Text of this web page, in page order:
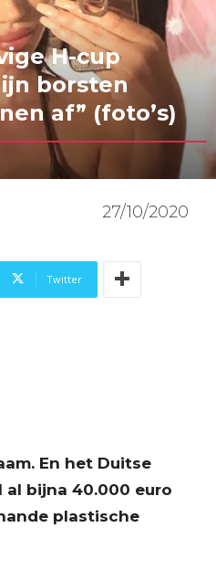
H-cup
borsten
af” (foto’s)
27/10/2020
Twitter
En het Duitse
bijna 40.000 euro
plastische